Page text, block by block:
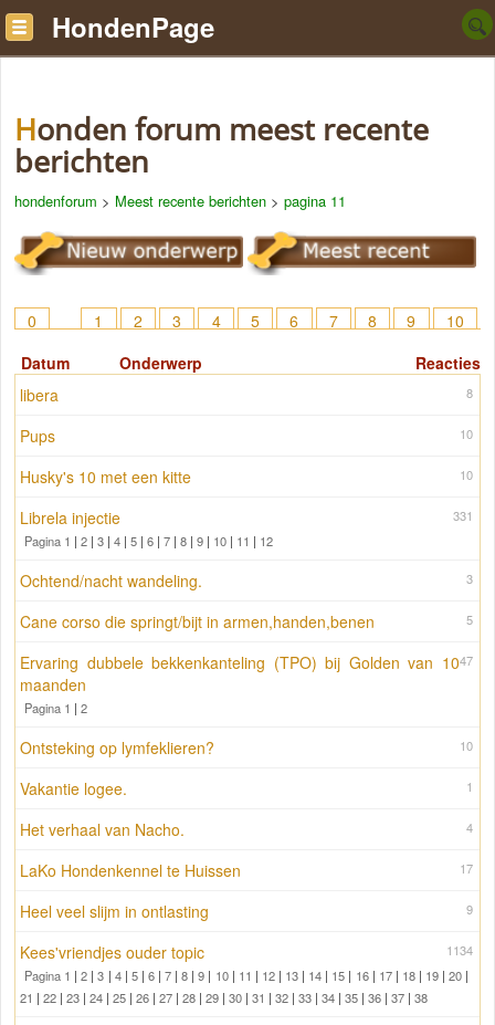
HondenPage
Honden forum meest recente
berichten
hondenforum > Meest recente berichten > pagina 11
0 1 2 3 4 5 6 7 8 9
10
Reacties
Datum Onderwerp
8
libera
10
Pups
10
Husky's 10 met een kitte
331
Librela injectie
Pagina 1 | 2 | 3 | 4 | 5 | 6 | 7 | 8 | 9 | 10 | 11 | 12
3
Ochtend/nacht wandeling.
5
Cane corso die springt/bijt in armen,handen,benen
47
Ervaring dubbele bekkenkanteling (TPO) bij Golden van 10
maanden
Pagina 1 | 2
10
Ontsteking op lymfeklieren?
1
Vakantie logee.
4
Het verhaal van Nacho.
17
LaKo Hondenkennel te Huissen
9
Heel veel slijm in ontlasting
1134
Kees'vriendjes ouder topic
Pagina 1 |2 |3 | 4| 5| 6|7 |8 |9 | 10| 11 | 12| 13 | 14 | 15 | 16| 17| 18| 19|20 |
21 | 22 | 23 | 24 | 25 | 26 | 27 | 28 | 29 | 30 | 31 | 32 | 33 | 34 | 35 | 36 | 37 | 38